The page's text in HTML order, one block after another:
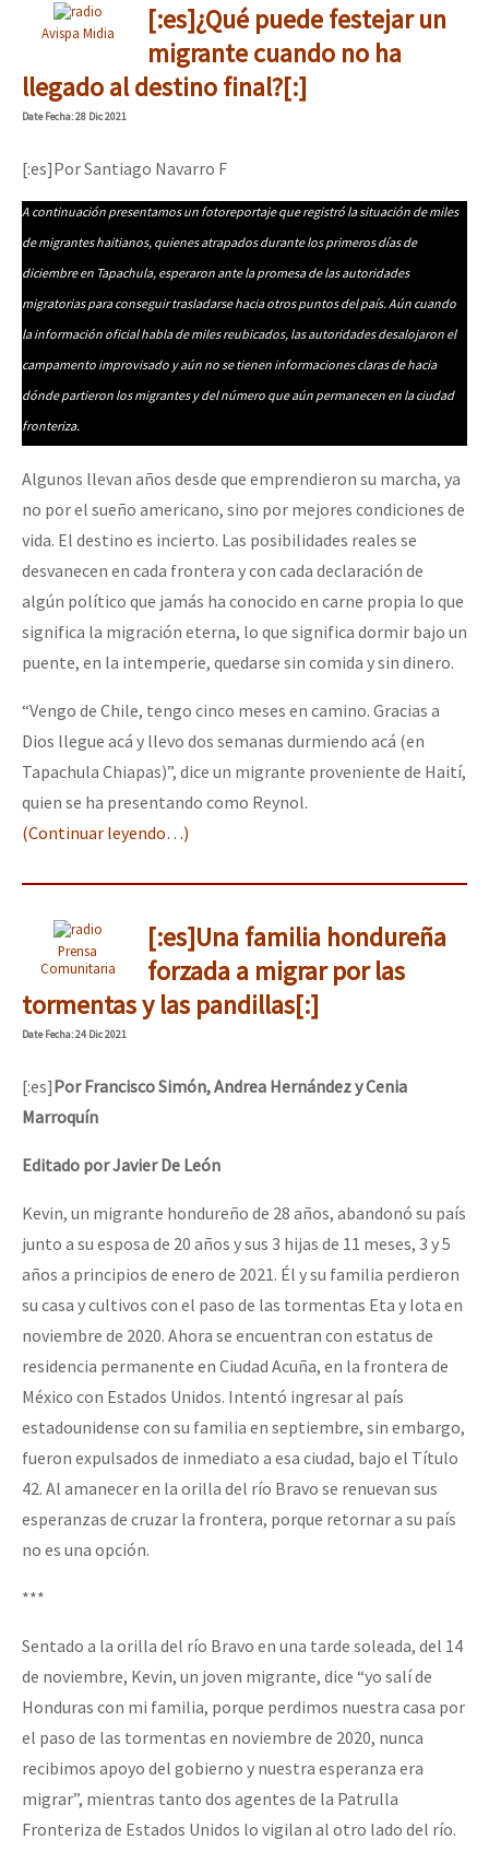
Avispa Midia
[:es]¿Qué puede festejar un
migrante cuando no ha
llegado al destino final?[:]
DateFecha: 28 Dic 2021
[:es]Por Santiago Navarro F
A continuación presentamos un fotoreportaje que registró la situación de miles
de migrantes haitianos, quienes atrapados durante los primeros días de
diciembre en Tapachula, esperaron ante la promesa de las autoridades
migratorias para conseguir trasladarse hacia otros puntos del país. Aún cuando
la información oficial habla de miles reubicados, las autoridades desalojaron el
campamento improvisado y aún no se tienen informaciones claras de hacia
dónde partieron los migrantes y del número que aún permanecen en la ciudad
fronteriza.
Algunos llevan años desde que emprendieron su marcha, ya
no por el sueño americano, sino por mejores condiciones de
vida. El destino es incierto. Las posibilidades reales se
desvanecen en cada frontera y con cada declaración de
algún político que jamás ha conocido en carne propia lo que
significa la migración eterna, lo que significa dormir bajo un
puente, en la intemperie, quedarse sin comida y sin dinero.
“Vengo de Chile, tengo cinco meses en camino. Gracias a
Dios llegue acá y llevo dos semanas durmiendo acá (en
Tapachula Chiapas)”, dice un migrante proveniente de Haití,
quien se ha presentando como Reynol.
(Continuar leyendo…)
Prensa
Comunitaria
[:es]Una familia hondureña
forzada a migrar por las
tormentas y las pandillas[:]
DateFecha: 24 Dic 2021
[:es]Por Francisco Simón, Andrea Hernández y Cenia
Marroquín
Editado por Javier De León
Kevin, un migrante hondureño de 28 años, abandonó su país
junto a su esposa de 20 años y sus 3 hijas de 11 meses, 3 y 5
años a principios de enero de 2021. Él y su familia perdieron
su casa y cultivos con el paso de las tormentas Eta y Iota en
noviembre de 2020. Ahora se encuentran con estatus de
residencia permanente en Ciudad Acuña, en la frontera de
México con Estados Unidos. Intentó ingresar al país
estadounidense con su familia en septiembre, sin embargo,
fueron expulsados de inmediato a esa ciudad, bajo el Título
42. Al amanecer en la orilla del río Bravo se renuevan sus
esperanzas de cruzar la frontera, porque retornar a su país
no es una opción.
***
Sentado a la orilla del río Bravo en una tarde soleada, del 14
de noviembre, Kevin, un joven migrante, dice “yo salí de
Honduras con mi familia, porque perdimos nuestra casa por
el paso de las tormentas en noviembre de 2020, nunca
recibimos apoyo del gobierno y nuestra esperanza era
migrar”, mientras tanto dos agentes de la Patrulla
Fronteriza de Estados Unidos lo vigilan al otro lado del río.